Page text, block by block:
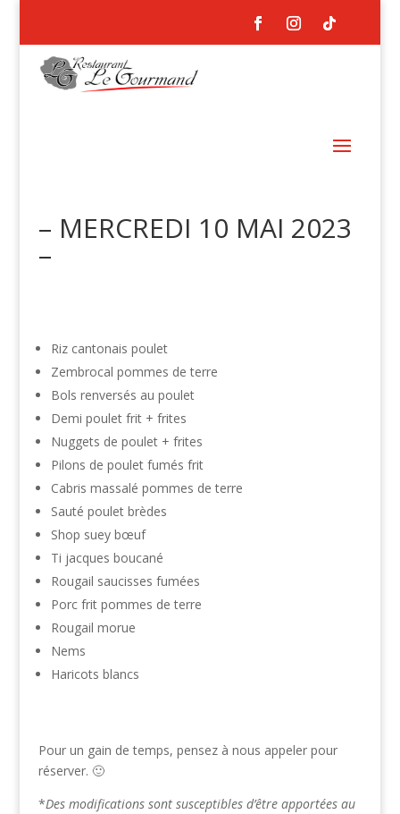
– MERCREDI 10 MAI 2023
–
Riz cantonais poulet
Zembrocal pommes de terre
Bols renversés au poulet
Demi poulet frit + frites
Nuggets de poulet + frites
Pilons de poulet fumés frit
Cabris massalé pommes de terre
Sauté poulet brèdes
Shop suey bœuf
Ti jacques boucané
Rougail saucisses fumées
Porc frit pommes de terre
Rougail morue
Nems
Haricots blancs
Pour un gain de temps, pensez à nous appeler pour
réserver. 🙂
*Des modifications sont susceptibles d’être apportées au